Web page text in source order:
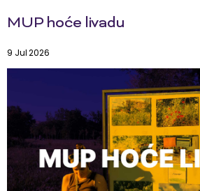
MUP hoće livadu
9 Jul 2026